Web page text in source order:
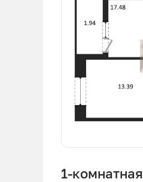
1-комнатная